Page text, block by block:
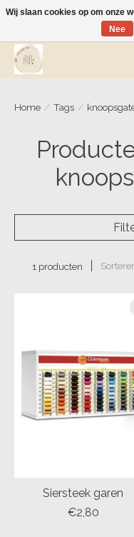
Wij zijn op vakantie! Vanaf
Home / Tags /
1 producten
Siersteek garen
€2,80
Wij slaan cookies op om onze
Nee